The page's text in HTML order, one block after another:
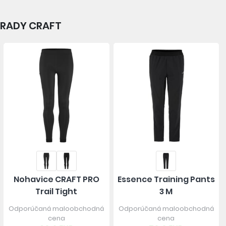
CRAFT
Nohavice CRAFT PRO
Trail Tight
Odporúčaná maloobchodná
cena
Essence Training Pants
3 M
Odporúčaná maloobchodná
cena